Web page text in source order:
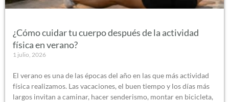
¿Cómo cuidar tu cuerpo después de la actividad
física en verano?
1 julio, 2026
El verano es una de las épocas del año en las que más actividad
física realizamos. Las vacaciones, el buen tiempo y los días más
largos invitan a caminar, hacer senderismo, montar en bicicleta,